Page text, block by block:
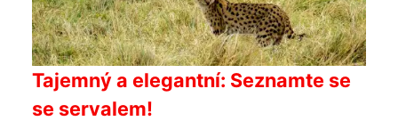
Tajemný a elegantní: Seznamte se
se servalem!